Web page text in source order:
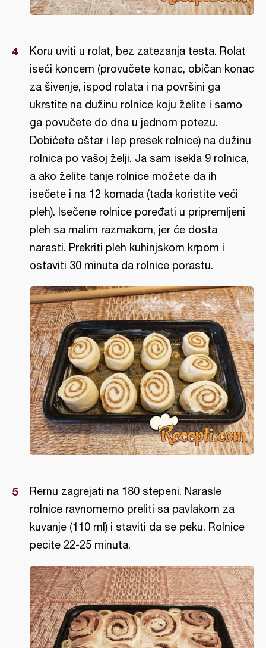
Koru uviti u rolat, bez zatezanja testa. Rolat
iseći koncem (provučete konac, običan konac
za šivenje, ispod rolata i na površini ga
ukrstite na dužinu rolnice koju želite i samo
ga povučete do dna u jednom potezu.
Dobićete oštar i lep presek rolnice) na dužinu
rolnica po vašoj želji. Ja sam isekla 9 rolnica,
a ako želite tanje rolnice možete da ih
isečete i na 12 komada (tada koristite veći
pleh). Isečene rolnice poređati u pripremljeni
pleh sa malim razmakom, jer će dosta
narasti. Prekriti pleh kuhinjskom krpom i
ostaviti 30 minuta da rolnice porastu.
Rernu zagrejati na 180 stepeni. Narasle
rolnice ravnomerno preliti sa pavlakom za
kuvanje (110 ml) i staviti da se peku. Rolnice
pecite 22-25 minuta.